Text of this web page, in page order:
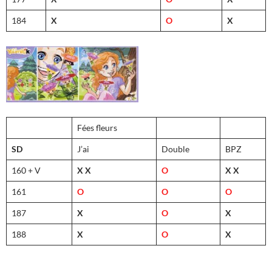
184 X O X
Fées fleurs
SD J’ai Double BPZ
160 + V X X O X X
161 O O O
187 X O X
188 X O X